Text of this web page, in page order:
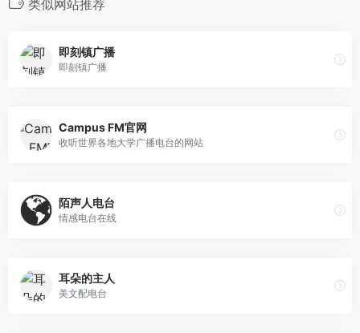
类似网站推荐
即刻镇广播
即刻镇广播
Campus FM官网
收听世界各地大学广播电台的网站
陌声人电台
情感电台在线
耳朵的主人
美文配电台